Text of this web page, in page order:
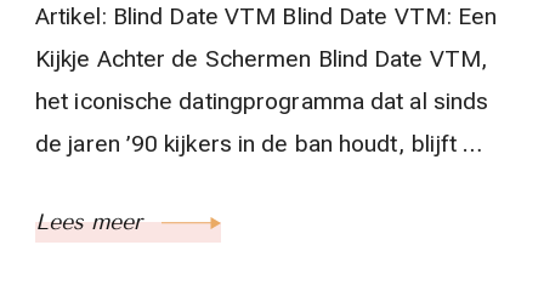
Artikel: Blind Date VTM Blind Date VTM: Een
Kijkje Achter de Schermen Blind Date VTM,
het iconische datingprogramma dat al sinds
de jaren ’90 kijkers in de ban houdt, blijft …
Lees meer